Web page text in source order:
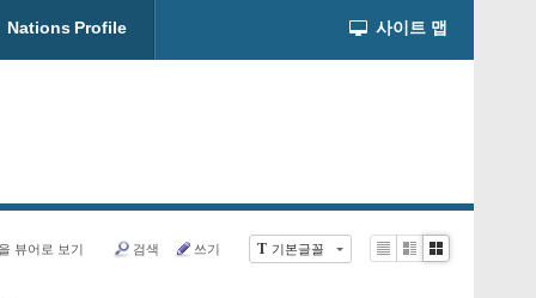
Nations Profile 사이트 맵
T 기본글꼴
뷰어로 보기 검색 쓰기
Li
Zi
G